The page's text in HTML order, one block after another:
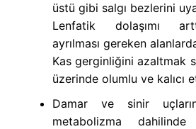
üstü gibi salgı bezlerini
Lenfatik dolaşımı
ayrılması gereken
Kas gerginliğini azaltmak
üzerinde olumlu ve kalıcı
Damar ve sinir
metabolizma